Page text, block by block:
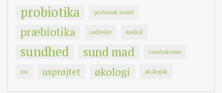
probiotika probiotisk livsstil
præbiotika rødbeder Rødkål
sundhed sund mad tarmbakterier
tun usprøjtet økologi økologisk